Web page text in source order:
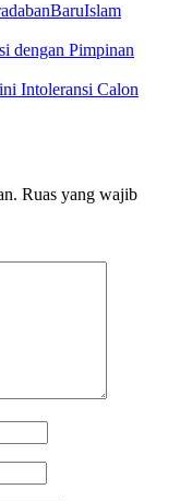
dengan Pimpinan
Intoleransi Calon
Ruas yang wajib